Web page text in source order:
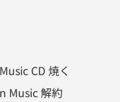
CD 焼く
Music 解約